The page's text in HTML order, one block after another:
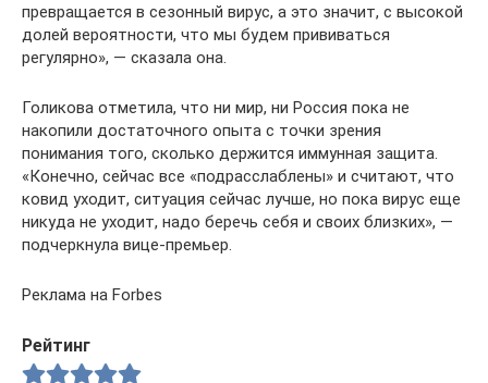
превращается в сезонный вирус, а это значит, с высокой
долей вероятности, что мы будем прививаться
регулярно», — сказала она.
Голикова отметила, что ни мир, ни Россия пока не
накопили достаточного опыта с точки зрения
понимания того, сколько держится иммунная защита.
«Конечно, сейчас все «подрасслаблены» и считают, что
ковид уходит, ситуация сейчас лучше, но пока вирус еще
никуда не уходит, надо беречь себя и своих близких», —
подчеркнула вице-премьер.
Реклама на Forbes
Рейтинг